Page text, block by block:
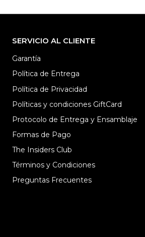
SERVICIO AL CLIENTE
Garantía
Política de Entrega
Política de Privacidad
Políticas y condiciones GiftCard
Protocolo de Entrega y Ensamblaje
Formas de Pago
The Insiders Club
Términos y Condiciones
Preguntas Frecuentes